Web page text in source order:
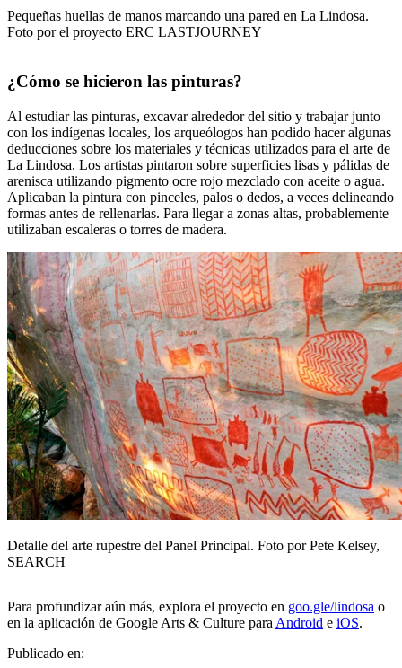
Pequeñas huellas de manos marcando una pared en La Lindosa.
Foto por el proyecto ERC LASTJOURNEY
¿Cómo se hicieron las pinturas?
Al estudiar las pinturas, excavar alrededor del sitio y trabajar junto
con los indígenas locales, los arqueólogos han podido hacer algunas
deducciones sobre los materiales y técnicas utilizados para el arte de
La Lindosa. Los artistas pintaron sobre superficies lisas y pálidas de
arenisca utilizando pigmento ocre rojo mezclado con aceite o agua.
Aplicaban la pintura con pinceles, palos o dedos, a veces delineando
formas antes de rellenarlas. Para llegar a zonas altas, probablemente
utilizaban escaleras o torres de madera.
Detalle del arte rupestre del Panel Principal. Foto por Pete Kelsey,
SEARCH
Para profundizar aún más, explora el proyecto en goo.gle/lindosa o
en la aplicación de Google Arts & Culture para Android e iOS.
Publicado en: